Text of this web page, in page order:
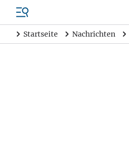
Startseite Nachrichten